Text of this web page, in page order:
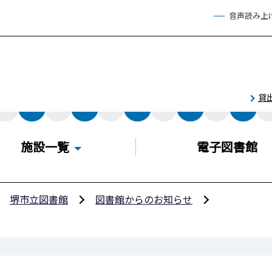
音声読み上
貸
施設一覧 電子図書館
堺市立図書館 図書館からのお知らせ